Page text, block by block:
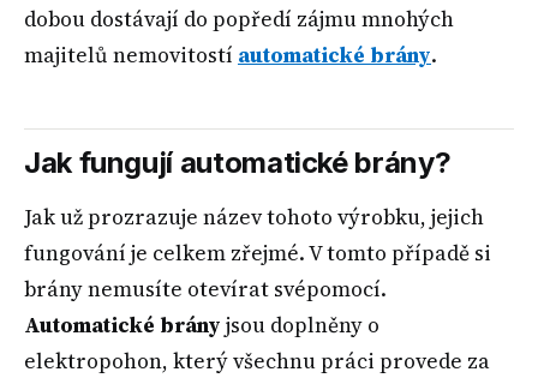
dobou dostávají do popředí zájmu mnohých
majitelů nemovitostí automatické brány.
Jak fungují automatické brány?
Jak už prozrazuje název tohoto výrobku, jejich
fungování je celkem zřejmé. V tomto případě si
brány nemusíte otevírat svépomocí.
Automatické brány jsou doplněny o
elektropohon, který všechnu práci provede za